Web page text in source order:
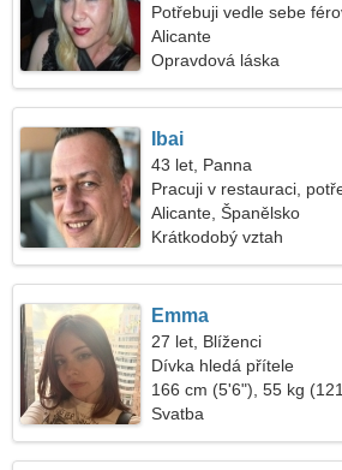
Potřebuji vedle sebe
Alicante
Opravdová láska
Ibai
43 let, Panna
Pracuji v restauraci,
Alicante, Španělsko
Krátkodobý vztah
Emma
27 let, Blíženci
Dívka hledá přítele
166 cm (5'6"), 55 kg
Svatba